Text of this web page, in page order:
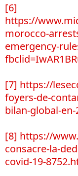
[6]
https://
morocco-
emergency-
[7] https://
foyers-de-
bilan-global-
[8] https://
consacre-la-
covid-19-